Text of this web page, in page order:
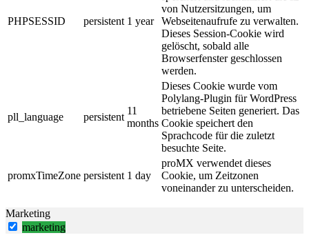
PHPSESSID persistent 1 year
von Nutzersitzungen, um
Webseitenaufrufe zu verwalten.
Dieses Session-Cookie wird
gelöscht, sobald alle
Browserfenster geschlossen
werden.
pll_language persistent
11
months
Dieses Cookie wurde vom
Polylang-Plugin für WordPress
betriebene Seiten generiert. Das
Cookie speichert den
Sprachcode für die zuletzt
besuchte Seite.
promxTimeZone persistent 1 day
proMX verwendet dieses
Cookie, um Zeitzonen
voneinander zu unterscheiden.
Marketing
marketing